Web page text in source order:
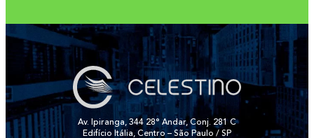
Av. Ipiranga, 344 28° Andar, Conj. 281 C
Edifício Itália, Centro – São Paulo / SP